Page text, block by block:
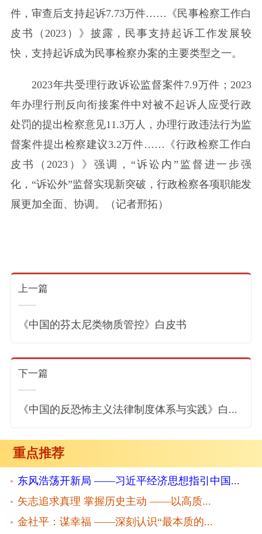
件，审查后支持起诉7.73万件……《民事检察工作白
皮书（2023）》披露，民事支持起诉工作发展较
快，支持起诉成为民事检察办案的主要类型之一。
2023年共受理行政诉讼监督案件7.9万件；2023
年办理行刑反向衔接案件中对被不起诉人应受行政
处罚的提出检察意见11.3万人，办理行政违法行为监
督案件提出检察建议3.2万件……《行政检察工作白
皮书（2023）》强调，“诉讼内”监督进一步强
化，“诉讼外”监督实现新突破，行政检察各项职能发
展更加全面、协调。（记者邢拓）
上一篇
《中国的芬太尼类物质管控》白皮书
下一篇
《中国的反恐怖主义法律制度体系与实践》白...
重点推荐
东风浩荡开新局 ——习近平经济思想指引中国...
矢志追求真理 掌握历史主动 ——以高质...
金社平：谋幸福 ——深刻认识“最本质的...